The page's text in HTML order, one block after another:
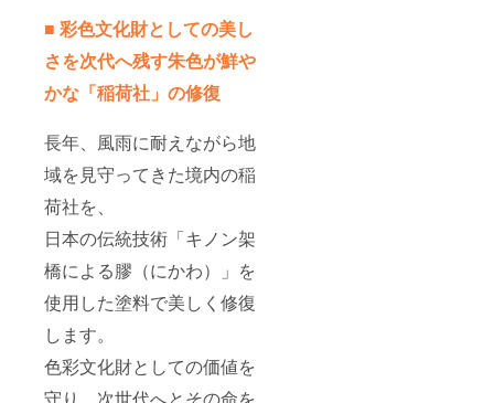
■ 彩色文化財としての美し
さを次代へ残す朱色が鮮や
かな「稲荷社」の修復
長年、風雨に耐えながら地
域を見守ってきた境内の稲
荷社を、
日本の伝統技術「キノン架
橋による膠（にかわ）」を
使用した塗料で美しく修復
します。
色彩文化財としての価値を
守り、次世代へとその命を